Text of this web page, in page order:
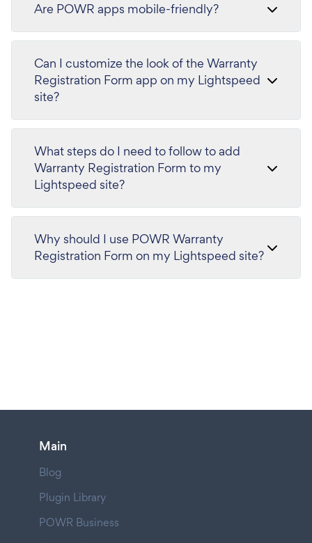
Are POWR apps mobile-friendly?
Can I customize the look of the Warranty
Registration Form app on my Lightspeed
site?
What steps do I need to follow to add
Warranty Registration Form to my
Lightspeed site?
Why should I use POWR Warranty
Registration Form on my Lightspeed site?
Main
Blog
Plugin Library
POWR Business